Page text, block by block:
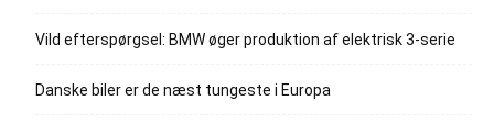
Vild efterspørgsel: BMW øger produktion af elektrisk 3-serie
Danske biler er de næst tungeste i Europa